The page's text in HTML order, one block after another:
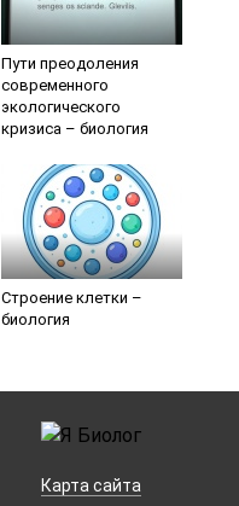
Пути преодоления
современного
экологического
кризиса – биология
Строение клетки –
биология
Карта сайта